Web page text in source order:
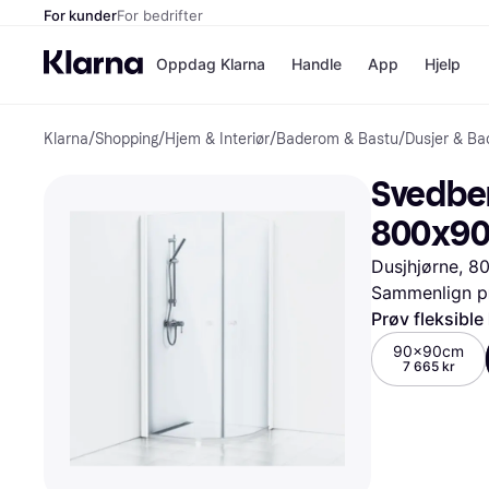
For kunderFor bedrifter
Oppdag Klarna
Betal nå
Betal i 3
Betal innen
Finansiering
Vipps
Handle
Butikker
App Hjelp
Klarna/Shopping/Hjem & Interiør/Baderom & Bastu/Dusjer &
Dusjhjørne,
Sammenlign
Prøv
90x90cm
7 665 kr